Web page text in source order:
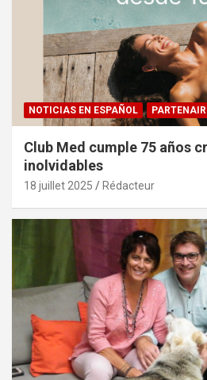
NOTICIAS EN ESPAÑOL
Club Med cumple 75 años
inolvidables
18 juillet 2025 Rédacteur